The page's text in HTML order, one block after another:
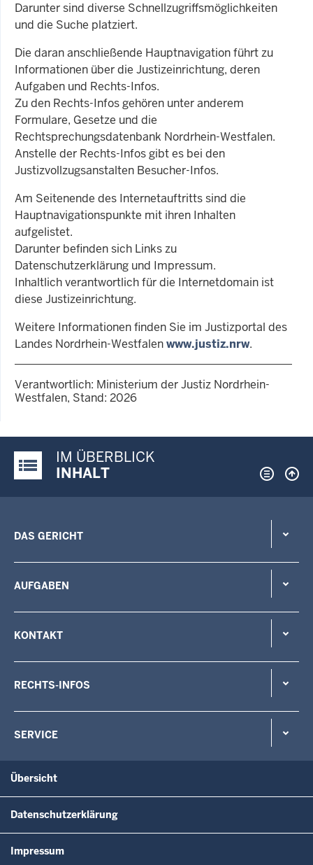
Darunter sind diverse Schnellzugriffsmöglichkeiten
und die Suche platziert.
Die daran anschließende Hauptnavigation führt zu
Informationen über die Justizeinrichtung, deren
Aufgaben und Rechts-Infos.
Zu den Rechts-Infos gehören unter anderem
Formulare, Gesetze und die
Rechtsprechungsdatenbank Nordrhein-Westfalen.
Anstelle der Rechts-Infos gibt es bei den
Justizvollzugsanstalten Besucher-Infos.
Am Seitenende des Internetauftritts sind die
Hauptnavigationspunkte mit ihren Inhalten
aufgelistet.
Darunter befinden sich Links zu
Datenschutzerklärung und Impressum.
Inhaltlich verantwortlich für die Internetdomain ist
diese Justizeinrichtung.
Weitere Informationen finden Sie im Justizportal des
Landes Nordrhein-Westfalenwww.justiz.nrw.
Verantwortlich: Ministerium der Justiz Nordrhein-
Westfalen, Stand: 2026
Justiz-Portal im Überblick:
IM ÜBERBLICK
INHALT
DAS GERICHT
AUFGABEN
KONTAKT
RECHTS-INFOS
SERVICE
Übersicht
Datenschutzerklärung
Impressum